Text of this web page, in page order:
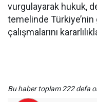
vurgulayarak hukuk,
temelinde
çalışmalarını
Bu haber toplam 222 defa